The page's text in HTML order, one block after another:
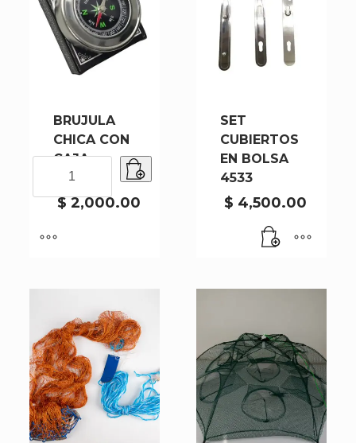
BRUJULA
CHICA CON
CAJA
NEGRA
$2,000.00
CON
NEGRA
SET
CUBIERTOS
EN BOLSA
4533
$ 4,500.00